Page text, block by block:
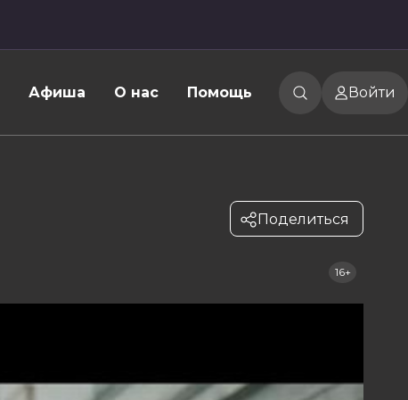
Афиша О нас Помощь Войти
Поделиться
16+